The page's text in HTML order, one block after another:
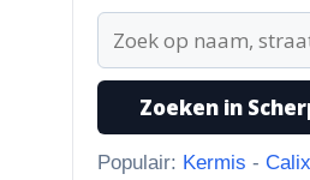
“naar...”
1-8-2026
Koningssteeg met
Zoeken in
Populair: Kermis -